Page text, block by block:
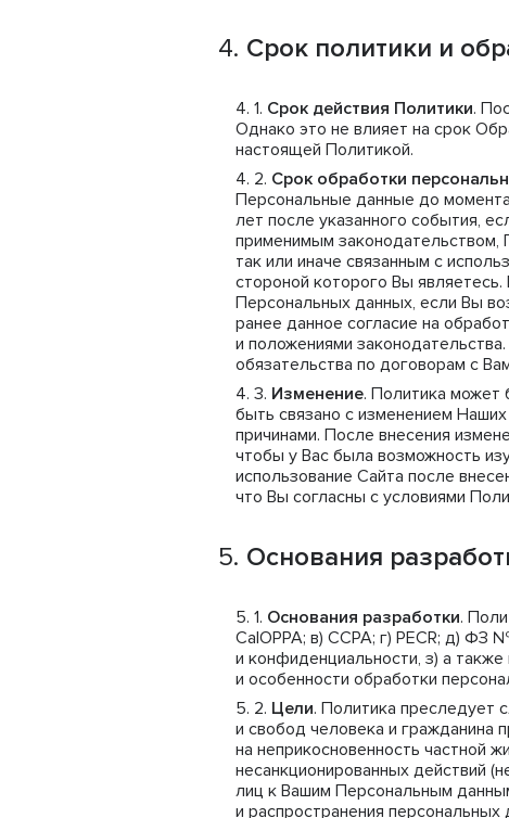
Срок политики и
Срок действия Политики.
Однако это не влияет на срок
настоящей Политикой.
Срок обработки
Персональные данные до
лет после указанного события,
применимым законодательством,
так или иначе связанным с
стороной которого Вы
Персональных данных, если Вы
ранее данное согласие на
и положениями
обязательства по договорам с
Изменение. Политика может
быть связано с изменением
причинами. После внесения
чтобы у Вас была возможность
использование Сайта после
что Вы согласны с условиями
Основания
Основания разработки.
CalOPPA; в) CCPA; г) PECR; д)
и конфиденциальности, з) а
и особенности обработки
Цели. Политика преследует
и свобод человека и гражданина
на неприкосновенность частной
несанкционированных действий
лиц к Вашим Персональным
и распространения